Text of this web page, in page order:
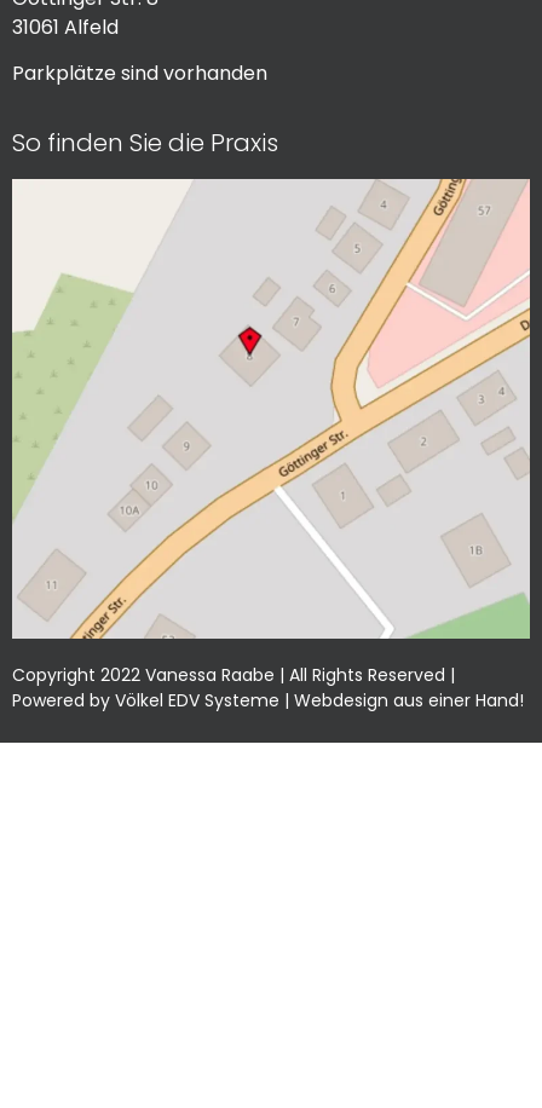
31061 Alfeld
Parkplätze sind vorhanden
So finden Sie die Praxis
Copyright 2022 Vanessa Raabe | All Rights Reserved |
Powered by Völkel EDV Systeme | Webdesign aus einer Hand!